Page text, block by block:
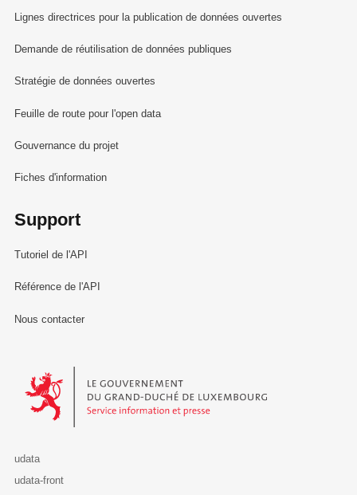
Lignes directrices pour la publication de données ouvertes
Demande de réutilisation de données publiques
Stratégie de données ouvertes
Feuille de route pour l'open data
Gouvernance du projet
Fiches d'information
Support
Tutoriel de l'API
Référence de l'API
Nous contacter
Le Gouvernement du Grand-Duché de Luxembourg - Service
udata
udata-front